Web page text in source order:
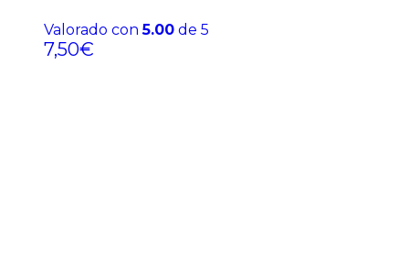
Valorado con5.00 de 5
7,50€